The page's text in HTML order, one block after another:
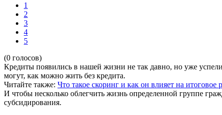
1
2
3
4
5
(0 голосов)
Кредиты появились в нашей жизни не так давно, но уже
могут, как можно жить без кредита.
Читайте также: Что такое скоринг и как он влияет на
И чтобы несколько облегчить жизнь определенной группе
субсидирования.